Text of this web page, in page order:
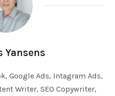
Yansens
Google Ads, Intagram Ads,
Writer, SEO Copywriter,